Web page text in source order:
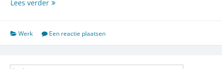
Lees verderOntdek
vaardigheden
van
professionele
Werk Een reactie plaatsen